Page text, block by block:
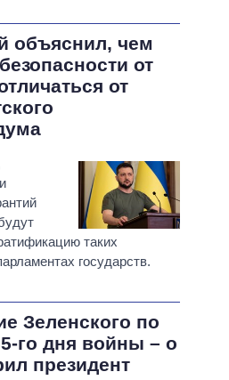
объяснил, чем
от
от
таких
государств.
Зеленского по
го дня войны – о
президент